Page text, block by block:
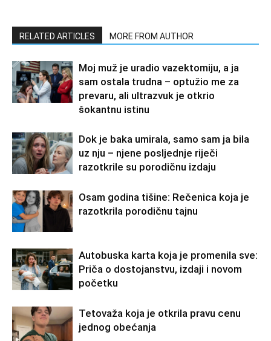
RELATED ARTICLES MORE FROM AUTHOR
Moj muž je uradio vazektomiju, a ja
sam ostala trudna – optužio me za
prevaru, ali ultrazvuk je otkrio
šokantnu istinu
Dok je baka umirala, samo sam ja bila
uz nju – njene posljednje riječi
razotkrile su porodičnu izdaju
Osam godina tišine: Rečenica koja je
razotkrila porodičnu tajnu
Autobuska karta koja je promenila sve:
Priča o dostojanstvu, izdaji i novom
početku
Tetovaža koja je otkrila pravu cenu
jednog obećanja